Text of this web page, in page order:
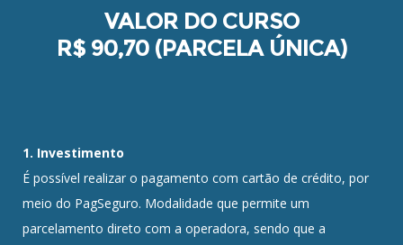
VALOR DO CURSO
R$ 90,70 (PARCELA ÚNICA)
1. Investimento
É possível realizar o pagamento com cartão de crédito, por
meio do PagSeguro. Modalidade que permite um
parcelamento direto com a operadora, sendo que a